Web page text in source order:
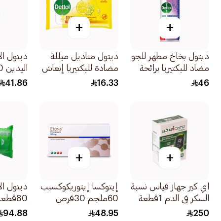
+
ديتول بخاخ مطهر للجو
مضاد للبكتيريا برائحة
اللافندر 450مل
46
+
ديتول مناديل مبللة
مضادة للبكتيريا إنعاش
10 مناديل
16.33
ديتول
اليدين 200مل
41.86
+
اي كير جهاز قياس نسبة
السكر في الدم 1قطعة
250
+
إيتوكسا إيتوريكوكسيب
60ملجم 30قرص
48.95
ديتول
80قطعة
94.88